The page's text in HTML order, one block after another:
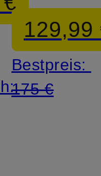
129,99
Bestpreis:
175 €